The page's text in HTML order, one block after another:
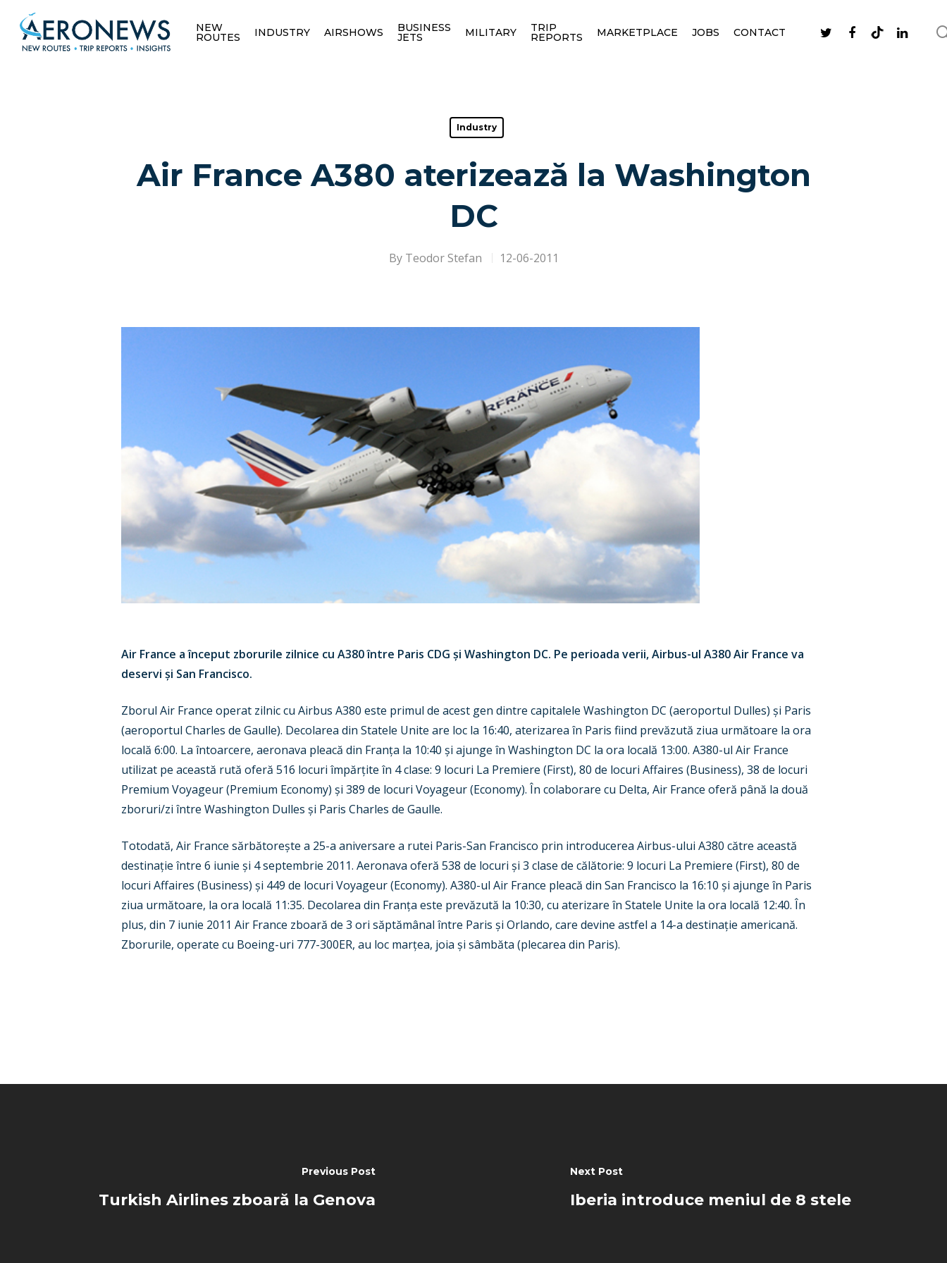
NEW
ROUTES INDUSTRY AIRSHOWS BUSINESS
JETS MILITARY TRIP
REPORTS MARKETPLACE JOBS CONTACT
Industry
Air France A380 aterizează la Washington
DC
By Teodor Stefan 12-06-2011
Air France a început zborurile zilnice cu A380 între Paris CDG și Washington DC. Pe perioada verii, Airbus-ul A380Air France va
deservi și San Francisco.
Zborul Air France operat zilnic cu Airbus A380 este primul de acest gen dintre capitalele Washington DC (aeroportul Dulles) și Paris
(aeroportul Charles de Gaulle). Decolarea din Statele Unite are loc la 16:40, aterizarea în Paris fiind prevăzută ziua următoare la ora
locală 6:00. La întoarcere, aeronava pleacă din Franța la 10:40 și ajunge în Washington DC la ora locală 13:00. A380-ul Air France
utilizat pe această rută oferă 516 locuri împărțite în 4 clase: 9 locuri La Premiere (First), 80 de locuri Affaires (Business), 38 de locuri
Premium Voyageur (Premium Economy) și 389 de locuri Voyageur (Economy). În colaborare cu Delta, Air France oferă până la două
zboruri/zi între Washington Dulles și Paris Charles de Gaulle.
Totodată, Air France sărbătorește a 25-a aniversare a rutei Paris-San Francisco prin introducerea Airbus-ului A380 către această
destinație între 6 iunie și 4 septembrie 2011. Aeronava oferă 538 de locuri și 3 clase de călătorie: 9 locuri La Premiere (First), 80 de
locuri Affaires (Business) și 449 de locuri Voyageur (Economy). A380-ul Air France pleacă din San Francisco la 16:10 și ajunge în Paris
ziua următoare, la ora locală 11:35. Decolarea din Franța este prevăzută la 10:30, cu aterizare în Statele Unite la ora locală 12:40. În
plus, din 7 iunie 2011 Air France zboară de 3 ori săptămânal între Paris și Orlando, care devine astfel a 14-a destinație americană.
Zborurile, operate cu Boeing-uri 777-300ER, au loc marțea, joia și sâmbăta (plecarea din Paris).
Previous Post
Turkish Airlines zboară la Genova
Next Post
Iberia introduce meniul de 8 stele